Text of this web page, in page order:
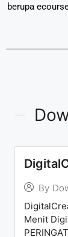
berupa
By
Menit